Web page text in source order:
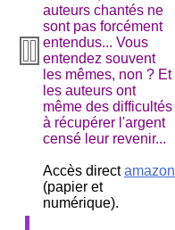
auteurs chantés ne
sont pas forcément
entendus... Vous
entendez souvent
les mêmes, non ? Et
les auteurs ont
même des difficultés
à récupérer l'argent
censé leur revenir...
Accès directamazon
(papier et
numérique).